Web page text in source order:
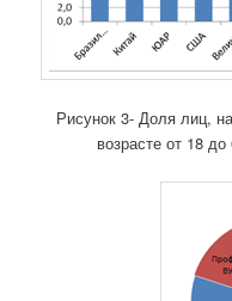
Рисунок 3- Доля лиц,
возрасте от 18